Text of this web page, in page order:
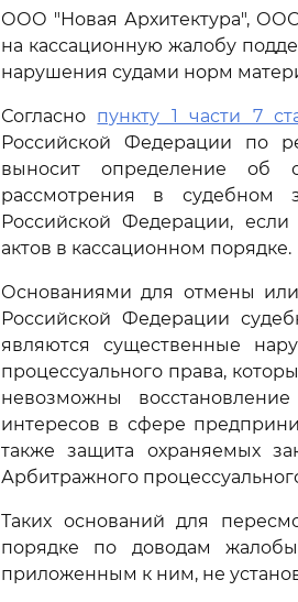
ООО "Новая Архитектура",
на кассационную жалобу
нарушения судами норм
Согласно пункту 1 части 7
Российской Федерации по
выносит определение об
рассмотрения в судебном
Российской Федерации, если
актов в кассационном порядке.
Основаниями для отмены
Российской Федерации
являются существенные
процессуального права,
невозможны
интересов в сфере
также защита охраняемых
Арбитражного
Таких оснований для
порядке по доводам
приложенным к ним, не